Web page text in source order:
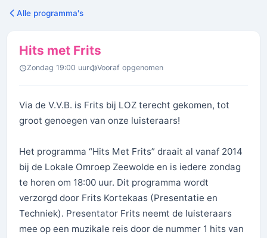
Alle programma's
Hits met Frits
Zondag 19:00 uur Vooraf opgenomen
Via de V.V.B. is Frits bij LOZ terecht gekomen, tot
groot genoegen van onze luisteraars!
Het programma “Hits Met Frits” draait al vanaf 2014
bij de Lokale Omroep Zeewolde en is iedere zondag
te horen om 18:00 uur. Dit programma wordt
verzorgd door Frits Kortekaas (Presentatie en
Techniek). Presentator Frits neemt de luisteraars
mee op een muzikale reis door de nummer 1 hits van